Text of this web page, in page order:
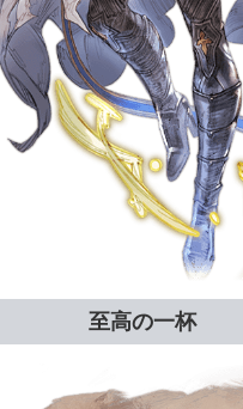
至高の一杯